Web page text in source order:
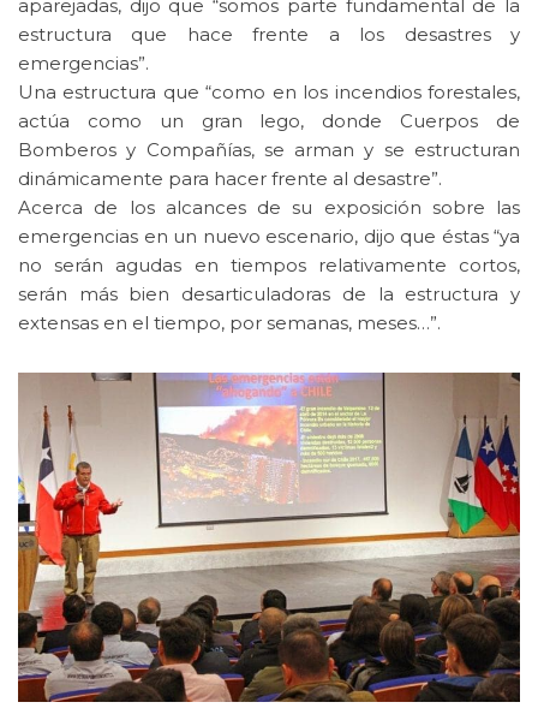
aparejadas, dijo que “somos parte fundamental de la
estructura que hace frente a los desastres y
emergencias”.
Una estructura que “como en los incendios forestales,
actúa como un gran lego, donde Cuerpos de
Bomberos y Compañías, se arman y se estructuran
dinámicamente para hacer frente al desastre”.
Acerca de los alcances de su exposición sobre las
emergencias en un nuevo escenario, dijo que éstas “ya
no serán agudas en tiempos relativamente cortos,
serán más bien desarticuladoras de la estructura y
extensas en el tiempo, por semanas, meses…”.